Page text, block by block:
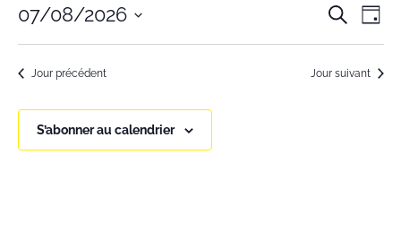
CONTACT
et
Recherche
Jour
07/08/2026
Sélectionnez
uneJour précédent Jour suivant
S’abonner au calendrier